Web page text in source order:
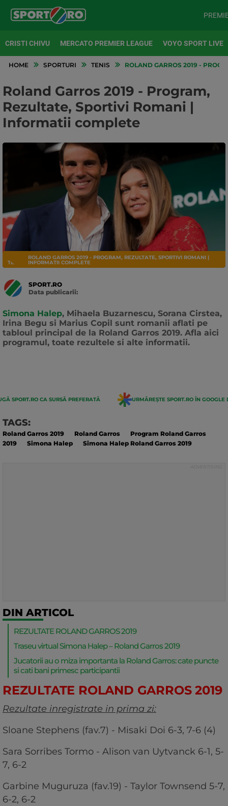
CRISTI CHIVU MERCATO PREMIER LEAGUE VOYO SPORT LIVE
HOME SPORTURI TENIS ROLAND GARROS 2019 -
Roland Garros 2019 - Program,
Rezultate, Sportivi Romani |
Informatii complete
TENIS
ROLAND GARROS 2019 - PROGRAM, REZULTATE, SPORTIVI ROMANI |
INFORMATII COMPLETE
SPORT.RO
Data publicarii:
Simona Halep, Mihaela Buzarnescu, Sorana Cirstea,
Irina Begu si Marius Copil sunt romanii aflati pe
tabloul principal de la Roland Garros 2019. Afla aici
programul, toate rezultele si alte informatii.
SPORT.RO CA SURSĂ PREFERATĂ URMĂREȘTE SPORT.RO ÎN GOOGLE
TAGS:
Roland Garros 2019 Roland Garros
Program Roland Garros
2019
Simona Halep Simona Halep Roland Garros 2019
DIN ARTICOL
REZULTATE ROLAND GARROS 2019
Traseu virtual Simona Halep – Roland Garros 2019
Jucatorii au o miza importanta la Roland Garros: cate puncte
si cati bani primesc participantii
REZULTATE ROLAND GARROS 2019
Rezultate inregistrate in prima zi:
Sloane Stephens (fav.7) - Misaki Doi 6-3, 7-6 (4)
Sara Sorribes Tormo - Alison van Uytvanck 6-1, 5-
7, 6-2
Garbine Muguruza (fav.19) - Taylor Townsend 5-7,
6-2, 6-2